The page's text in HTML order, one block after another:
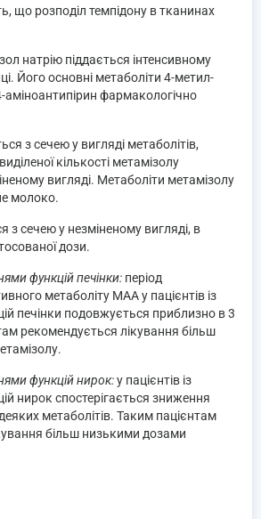
що розподіл темпідону в тканинах
натрію піддається інтенсивному
Його основні метаболіти 4-метил-
аміноантипірин фармакологічно
з сечею у вигляді метаболітів,
кількості метамізолу
вигляді. Метаболіти метамізолу
молоко.
з сечею у незміненому вигляді, в
дози.
функцій печінки: період
метаболіту МАА у пацієнтів із
печінки подовжується приблизно в 3
рекомендується лікування більш
функцій нирок:у пацієнтів із
нирок спостерігається зниження
метаболітів. Таким пацієнтам
більш низькими дозами